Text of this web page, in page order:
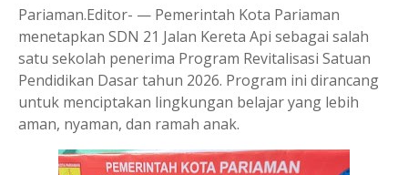
Pariaman.Editor- — Pemerintah Kota Pariaman
menetapkan SDN 21 Jalan Kereta Api sebagai salah
satu sekolah penerima Program Revitalisasi Satuan
Pendidikan Dasar tahun 2026. Program ini dirancang
untuk menciptakan lingkungan belajar yang lebih
aman, nyaman, dan ramah anak.